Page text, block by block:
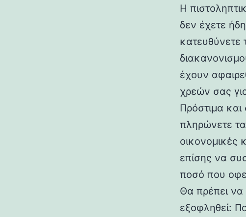
Η
δεν έχετε
κατευθύνετε
έχουν
χρεών σας
Πρόστιμα
πληρώνετε
οικονομικές
επίσης να
ποσό που
Θα πρέπει
εξοφληθεί: